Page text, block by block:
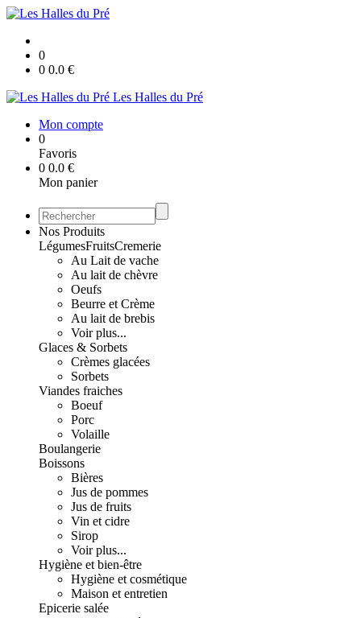
0
0 0.0 €
Les Halles du Pré
Mon compte
0
Favoris
0 0.0 €
Mon panier
Nos Produits
LégumesFruitsCremerie
Au Lait de vache
Au lait de chèvre
Oeufs
Beurre et Crème
Au lait de brebis
Voir plus...
Glaces & Sorbets
Crèmes glacées
Sorbets
Viandes fraiches
Boeuf
Porc
Volaille
Boulangerie
Boissons
Bières
Jus de pommes
Jus de fruits
Vin et cidre
Sirop
Voir plus...
Hygiène et bien-être
Hygiène et cosmétique
Maison et entretien
Epicerie salée